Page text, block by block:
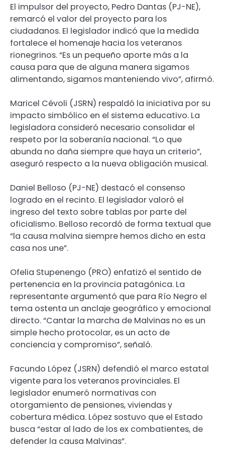
El impulsor del proyecto, Pedro Dantas (PJ-NE),
remarcó el valor del proyecto para los
ciudadanos. El legislador indicó que la medida
fortalece el homenaje hacia los veteranos
rionegrinos. “Es un pequeño aporte más a la
causa para que de alguna manera sigamos
alimentando, sigamos manteniendo vivo”, afirmó.
Maricel Cévoli (JSRN) respaldó la iniciativa por su
impacto simbólico en el sistema educativo. La
legisladora consideró necesario consolidar el
respeto por la soberanía nacional. “Lo que
abunda no daña siempre que haya un criterio”,
aseguró respecto a la nueva obligación musical.
Daniel Belloso (PJ-NE) destacó el consenso
logrado en el recinto. El legislador valoró el
ingreso del texto sobre tablas por parte del
oficialismo. Belloso recordó de forma textual que
“la causa malvina siempre hemos dicho en esta
casa nos une”.
Ofelia Stupenengo (PRO) enfatizó el sentido de
pertenencia en la provincia patagónica. La
representante argumentó que para Río Negro el
tema ostenta un anclaje geográfico y emocional
directo. “Cantar la marcha de Malvinas no es un
simple hecho protocolar, es un acto de
conciencia y compromiso”, señaló.
Facundo López (JSRN) defendió el marco estatal
vigente para los veteranos provinciales. El
legislador enumeró normativas con
otorgamiento de pensiones, viviendas y
cobertura médica. López sostuvo que el Estado
busca “estar al lado de los ex combatientes, de
defender la causa Malvinas”.